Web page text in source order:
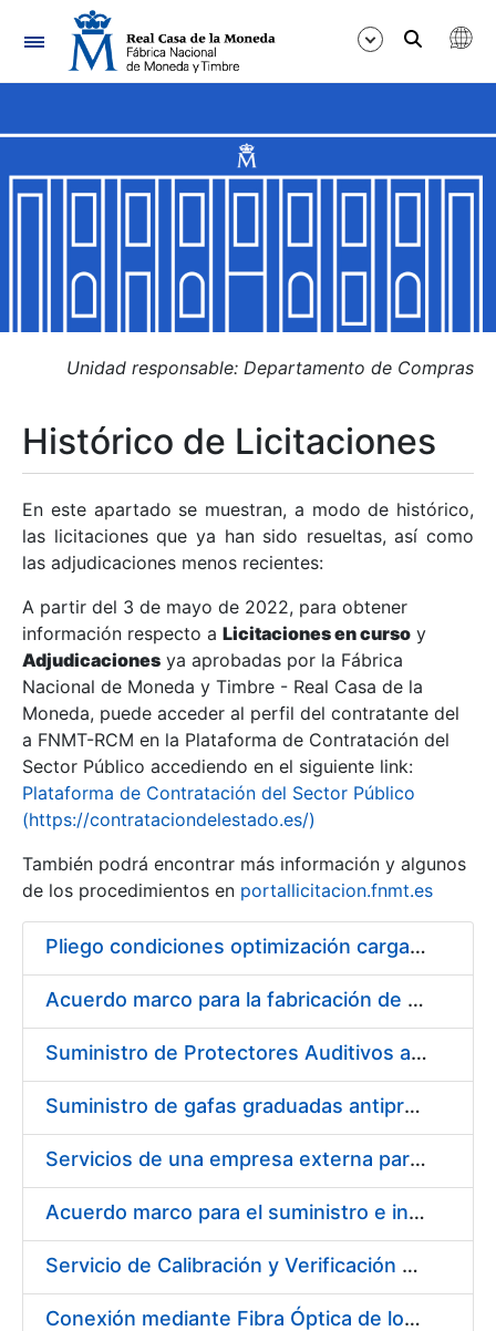
Navegación
Mostrar/Ocultar
Mostrar/Ocultar
Mostrar/Ocultar
Mostrar/Ocultar
Mostrar/Ocultar
Mostrar/Ocultar
Unidad responsable: Departamento de Compras
Histórico de Licitaciones
En este apartado se muestran, a modo de histórico,
las licitaciones que ya han sido resueltas, así como
las adjudicaciones menos recientes:
A partir del 3 de mayo de 2022, para obtener
información respecto a Licitaciones en curso y
Adjudicaciones ya aprobadas por la Fábrica
Nacional de Moneda y Timbre - Real Casa de la
Moneda, puede acceder al perfil del contratante del
a FNMT-RCM en la Plataforma de Contratación del
Sector Público accediendo en el siguiente link:
Plataforma de Contratación del Sector Público
(https://contrataciondelestado.es/)
También podrá encontrar más información y algunos
de los procedimientos en portallicitacion.fnmt.es
Pliego condiciones optimización cargas compras firmado
Acuerdo marco para la fabricación de piezas
Suministro de Protectores Auditivos a medida para las personas trabajadoras de los Centros de Trabajo de Madrid y Burgos
Suministro de gafas graduadas antiproyecciones para los trabajadores de la FNMT-RCM en los centros de trabajo de Madrid y Burgos
Servicios de una empresa externa para el asesoramiento y resolución de los recursos de alzada que se presentan relacionados con procesos de selección para la FNMT-RCM
Acuerdo marco para el suministro e instalación de persianas, estores y otros complementos
Servicio de Calibración y Verificación Externa de los Equipos de Medición del Servicio de Prevención de la FNMT-RCM
Conexión mediante Fibra Óptica de los Centros de Proceso de Datos (CPDs) de las sedes de la FNMT-RCM de Burgos y Madrid